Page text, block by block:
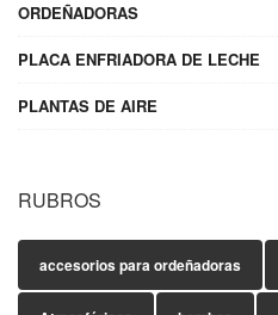
ORDEÑADORAS
PLACA ENFRIADORA DE LECHE
PLANTAS DE AIRE
RUBROS
accesorios para ordeñadoras